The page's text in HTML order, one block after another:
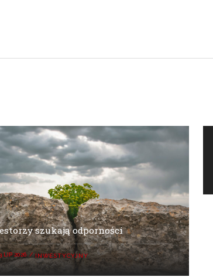
szukają odporności
LIP 2026 INWESTYCYJNY